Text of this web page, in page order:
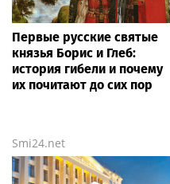
Первые русские святые
князья Борис и Глеб:
история гибели и почему
их почитают до сих пор
Smi24.net